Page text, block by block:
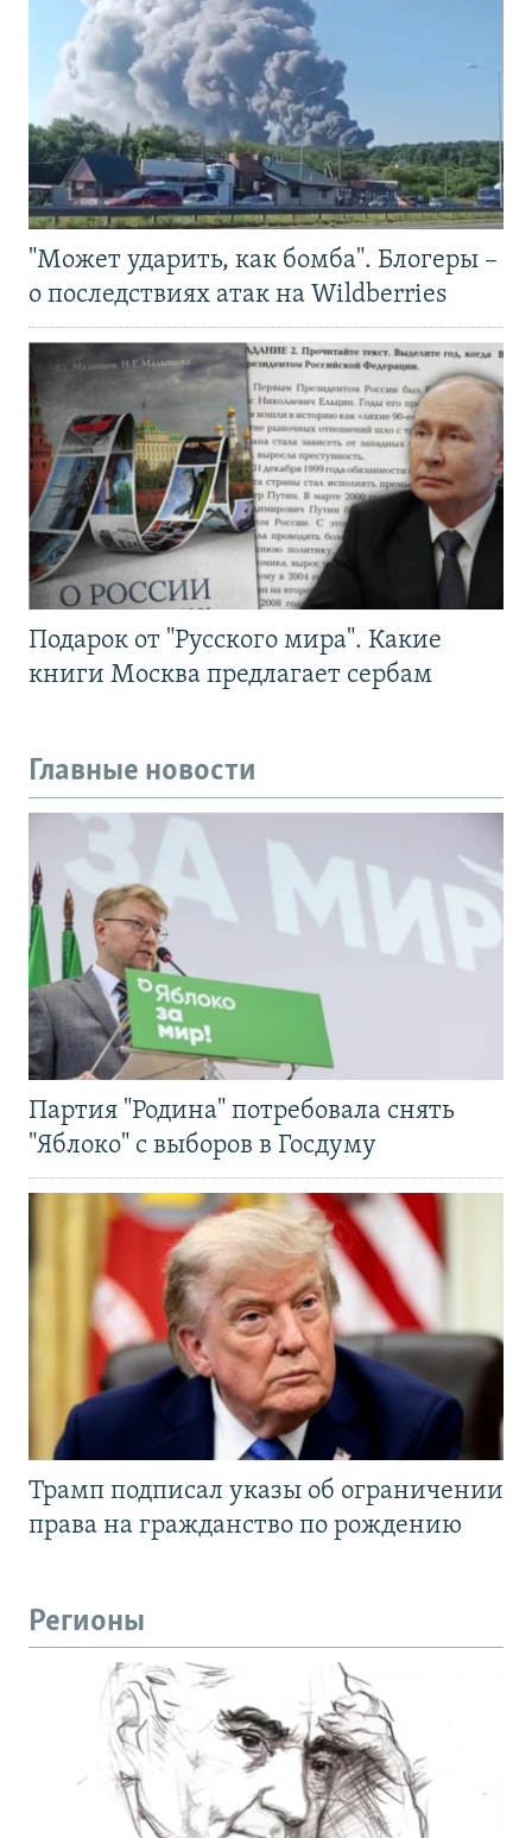
"Может ударить, как бомба". Блогеры –
о последствиях атак на Wildberries
Подарок от "Русского мира". Какие
книги Москва предлагает сербам
Главные новости
Партия "Родина" потребовала снять
"Яблоко" с выборов в Госдуму
Трамп подписал указы об ограничении
права на гражданство по рождению
Регионы